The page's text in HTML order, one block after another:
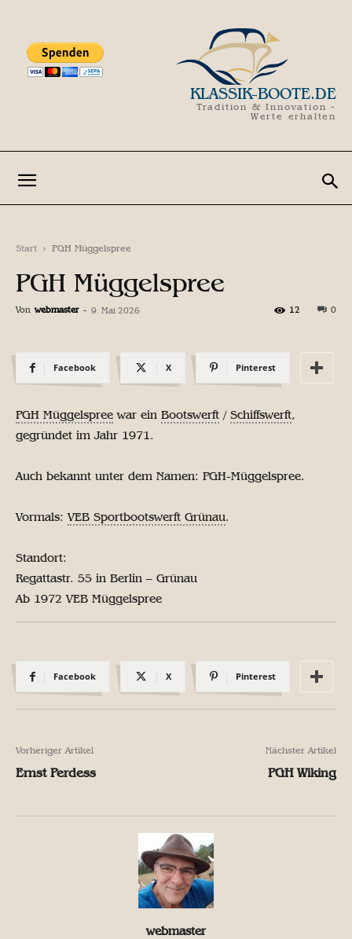
KLASSIK-BOOTE.DE
Tradition & Innovation -
Werte erhalten
Start PGH Müggelspree
PGH Müggelspree
Von webmaster - 9. Mai 2026 0
12
Facebook X Pinterest
PGH Müggelspree war ein Bootswerft / Schiffswerft,
gegründet im Jahr 1971.
Auch bekannt unter dem Namen: PGH-Müggelspree.
Vormals:VEB Sportbootswerft Grünau.
Standort:
Regattastr. 55 in Berlin – Grünau
Ab 1972 VEB Müggelspree
Facebook X Pinterest
Vorheriger Artikel
Ernst Perdess
Nächster Artikel
PGH Wiking
webmaster